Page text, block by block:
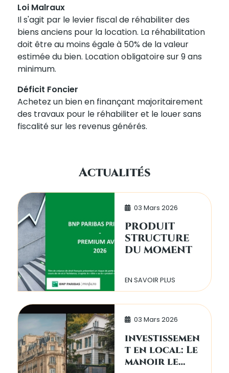
Loi Malraux
Il s'agit par le levier fiscal de réhabiliter des
biens anciens pour la location. La réhabilitation
doit être au moins égale à 50% de la valeur
estimée du bien. Location obligatoire sur 9 ans
minimum.
Déficit Foncier
Achetez un bien en finançant majoritairement
des travaux pour le réhabiliter et le louer sans
fiscalité sur les revenus générés.
Actualités
03 Mars 2026
PRODUIT
STRUCTURE
DU MOMENT
EN SAVOIR PLUS
03 Mars 2026
investissemen
t en local: Le
manoir le